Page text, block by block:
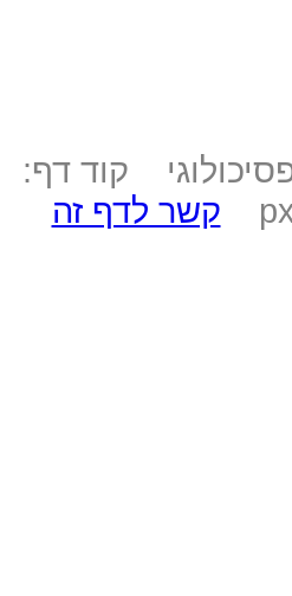
קוד דף:
קשר לדף זה